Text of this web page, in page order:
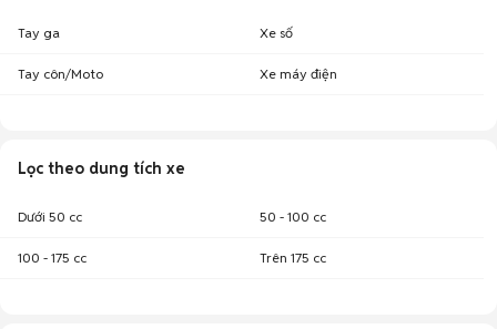
Tay ga Xe số
Tay côn/Moto Xe máy điện
Lọc theo dung tích xe
Dưới 50 cc 50 - 100 cc
100 - 175 cc Trên 175 cc